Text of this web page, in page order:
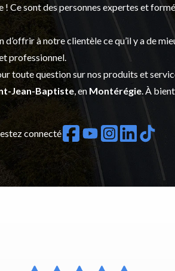
Ce sont des personnes expertes et
à notre clientèle ce qu’il y a de
professionnel.
toute question sur nos produits et
Jean-Baptiste, en Montérégie. À
connecté